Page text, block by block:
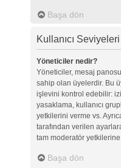
Başa dön
Kullanıcı
Yöneticiler nedir?
Yöneticiler, mesaj
sahip olan üyelerdir. Bu
işlevini kontrol edebilir:
yasaklama, kullanıcı
yetkilerini verme vs.
tarafından verilen
tam moderatör
Başa dön